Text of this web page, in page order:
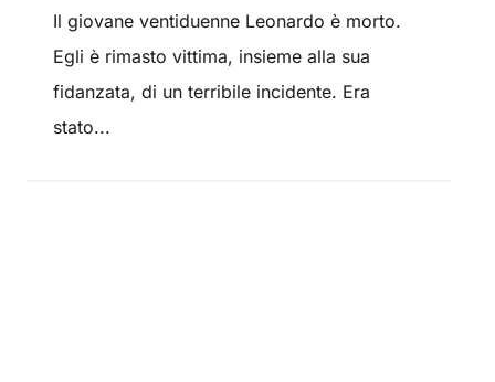
Il giovane ventiduenne Leonardo è morto.
Egli è rimasto vittima, insieme alla sua
fidanzata, di un terribile incidente. Era
stato...